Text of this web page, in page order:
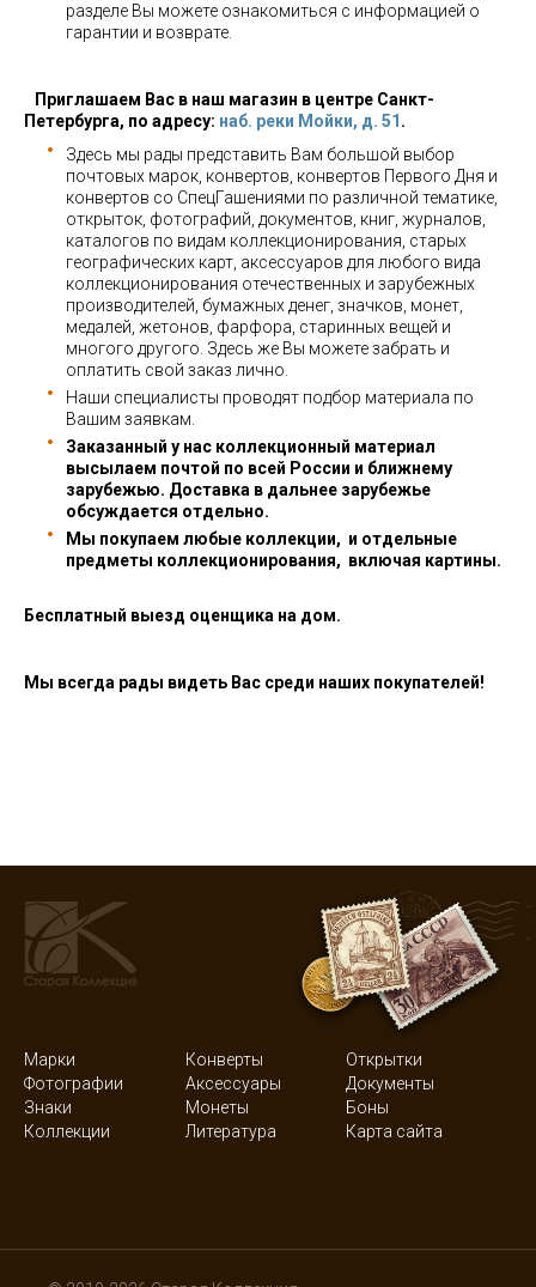
разделе Вы можете ознакомиться с информацией о
гарантии и возврате.
Приглашаем Вас в наш магазин в центре Санкт-
Петербурга, по адресу: наб. реки Мойки, д. 51 .
Здесь мы рады представить Вам большой выбор
почтовых марок, конвертов, конвертов Первого Дня и
конвертов со СпецГашениями по различной тематике,
открыток, фотографий, документов, книг, журналов,
каталогов по видам коллекционирования, старых
географических карт, аксессуаров для любого вида
коллекционирования отечественных и зарубежных
производителей, бумажных денег, значков, монет,
медалей, жетонов, фарфора, старинных вещей и
многого другого. Здесь же Вы можете забрать и
оплатить свой заказ лично.
Наши специалисты проводят подбор материала по
Вашим заявкам.
Заказанный у нас коллекционный материал
высылаем почтой по всей России и ближнему
зарубежью. Доставка в дальнее зарубежье
обсуждается отдельно.
Мы покупаем любые коллекции, и отдельные
предметы коллекционирования, включая картины.
Бесплатный выезд оценщика на дом.
Мы всегда рады видеть Вас среди наших покупателей!
Марки Конверты
Открытки
Фотографии
Аксессуары
Документы
Знаки
Монеты
Боны
Коллекции
Литература Карта сайта